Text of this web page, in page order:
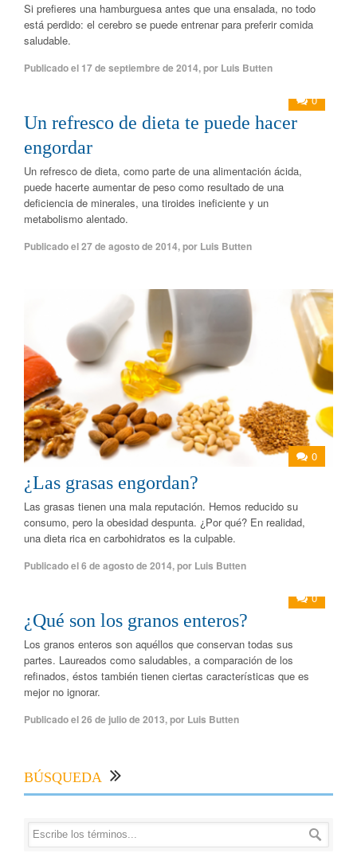
Si prefieres una hamburguesa antes que una ensalada, no todo
está perdido: el cerebro se puede entrenar para preferir comida
saludable.
Publicado el 17 de septiembre de 2014,por Luis Butten
0
Un refresco de dieta te puede hacer
engordar
Un refresco de dieta, como parte de una alimentación ácida,
puede hacerte aumentar de peso como resultado de una
deficiencia de minerales, una tiroides ineficiente y un
metabolismo alentado.
Publicado el27 de agosto de 2014,por Luis Butten
0
¿Las grasas engordan?
Las grasas tienen una mala reputación. Hemos reducido su
consumo, pero la obesidad despunta. ¿Por qué? En realidad,
una dieta rica en carbohidratos es la culpable.
Publicado el6 de agosto de 2014,por Luis Butten
0
¿Qué son los granos enteros?
Los granos enteros son aquéllos que conservan todas sus
partes. Laureados como saludables, a comparación de los
refinados, éstos también tienen ciertas características que es
mejor no ignorar.
Publicado el26 de julio de 2013,por Luis Butten
BÚSQUEDA